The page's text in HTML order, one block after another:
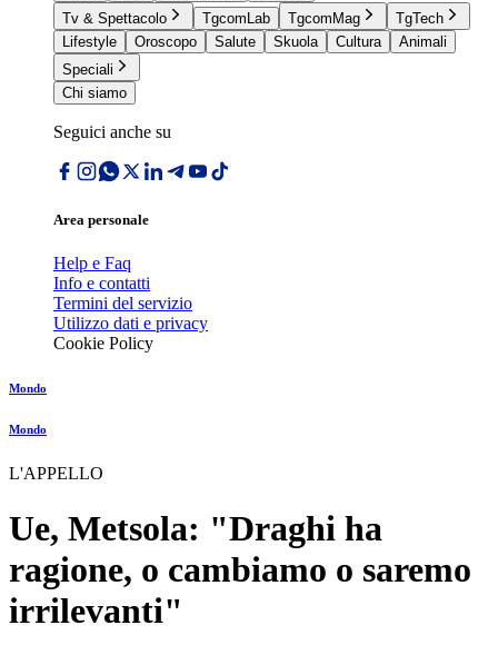
Tv & Spettacolo
TgcomLab TgcomMag
TgTech
Lifestyle
Oroscopo Salute Skuola Cultura
Animali
Speciali
Chi siamo
Seguici anche su
Area personale
Help e Faq
Info e contatti
Termini del servizio
Utilizzo dati e privacy
Cookie Policy
Mondo
Mondo
L'APPELLO
Ue, Metsola: "Draghi ha
ragione, o cambiamo o saremo
irrilevanti"